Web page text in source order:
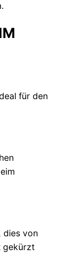
für den
dies von
gekürzt